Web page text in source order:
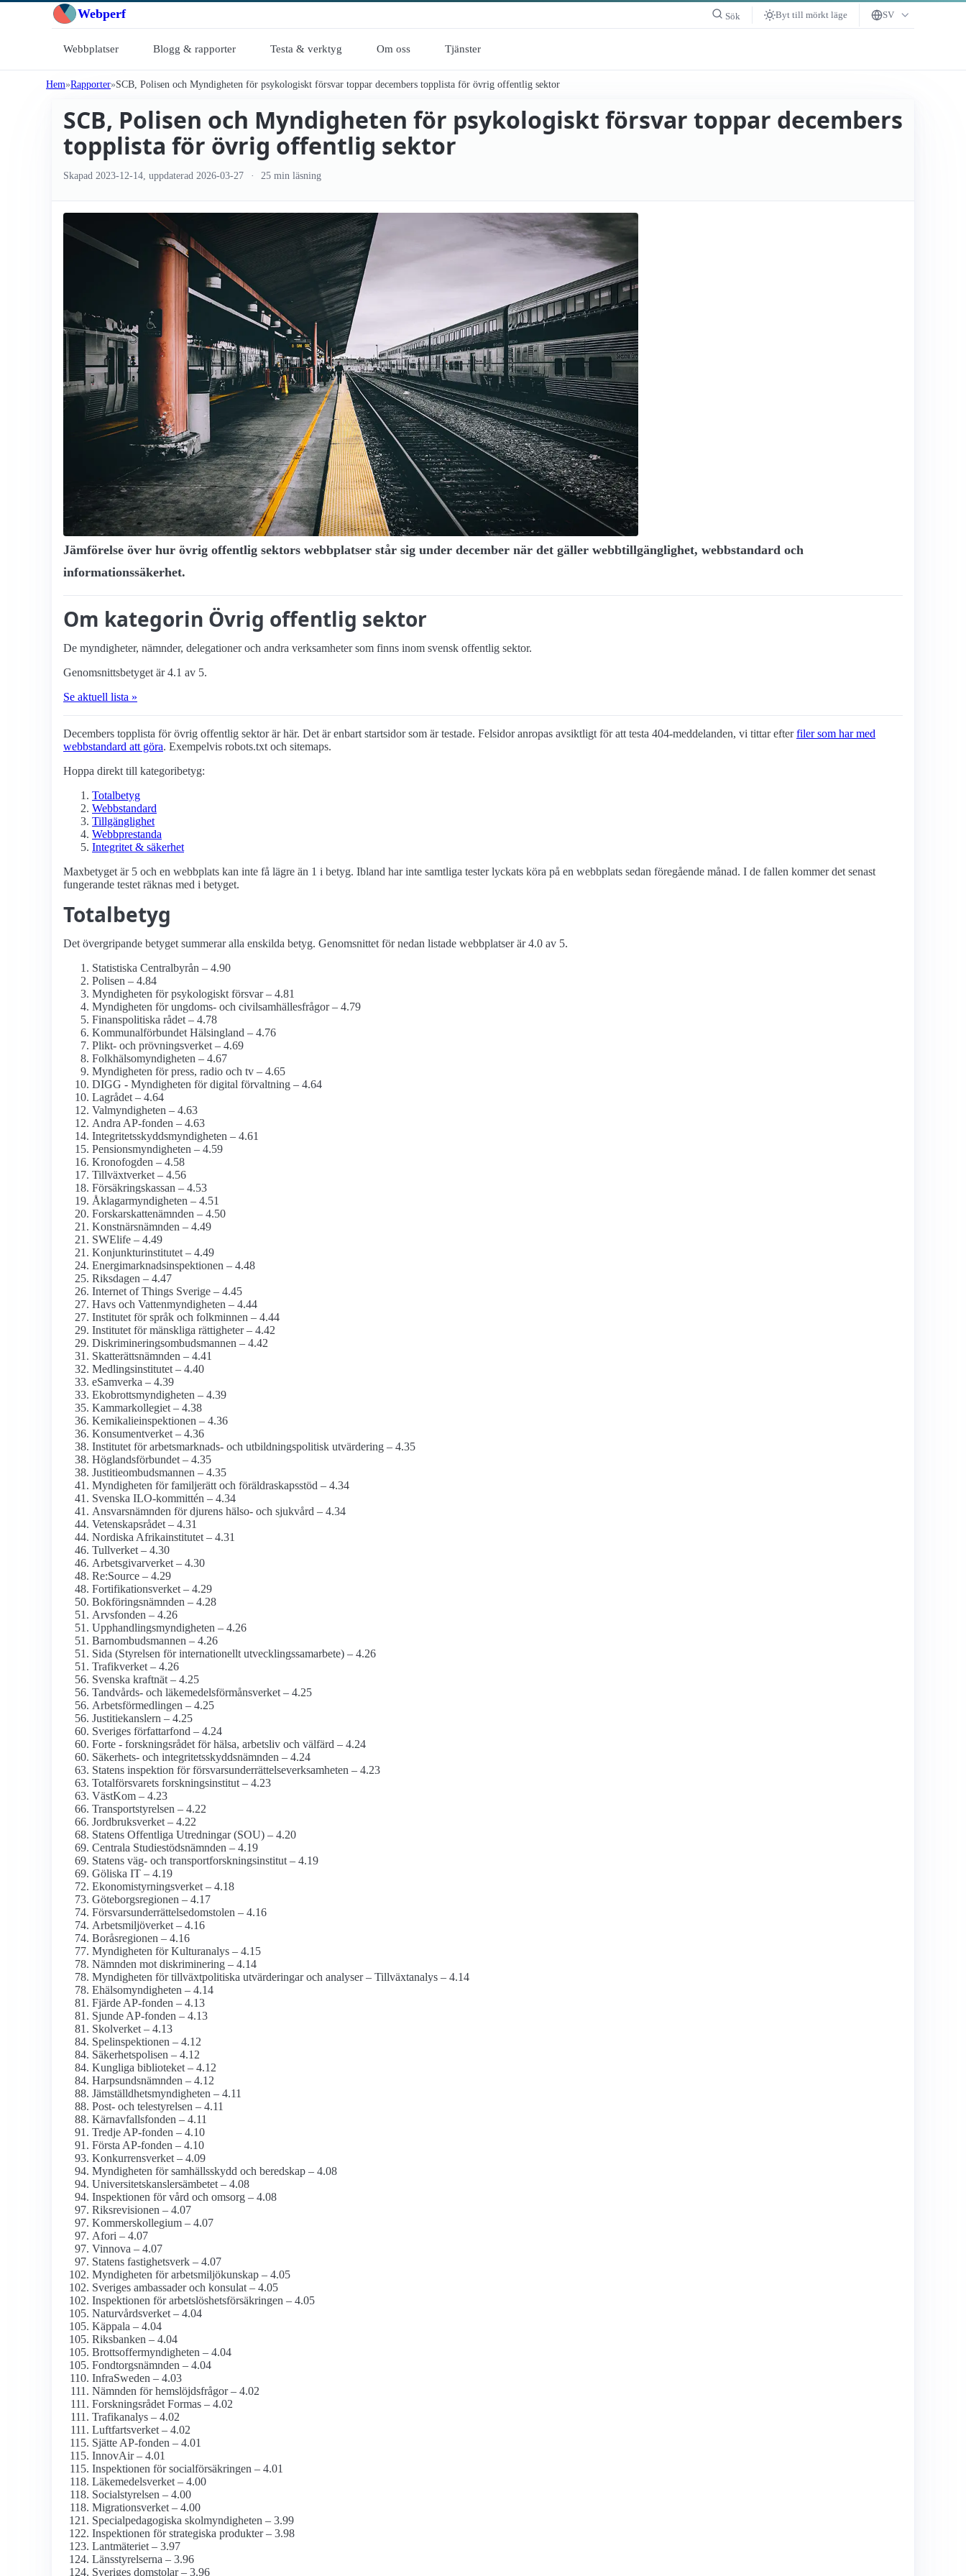
Webperf Sök Byt till mörkt läge SV
Webbplatser Blogg & rapporter Testa & verktyg Om oss Tjänster
Hem Rapporter SCB, Polisen och Myndigheten för psykologiskt försvar toppar decembers topplista för övrig offentlig sektor
SCB, Polisen och Myndigheten för psykologiskt försvar toppar decembers
topplista för övrig offentlig sektor
Skapad 2023-12-14 , uppdaterad 2026-03-27 25 min läsning
Jämförelse över hur övrig offentlig sektors webbplatser står sig under december när det gäller webbtillgänglighet, webbstandard och
informationssäkerhet.
Om kategorin Övrig offentlig sektor
De myndigheter, nämnder, delegationer och andra verksamheter som finns inom svensk offentlig sektor.
Genomsnittsbetyget är 4.1 av 5.
Se aktuell lista »
Decembers topplista för övrig offentlig sektor är här. Det är enbart startsidor som är testade. Felsidor anropas avsiktligt för att testa 404-meddelanden, vi tittar efterfiler som har med
webbstandard att göra. Exempelvis robots.txt och sitemaps.
Hoppa direkt till kategoribetyg:
Totalbetyg
Webbstandard
Tillgänglighet
Webbprestanda
Integritet & säkerhet
Maxbetyget är 5 och en webbplats kan inte få lägre än 1 i betyg. Ibland har inte samtliga tester lyckats köra på en webbplats sedan föregående månad. I de fallen kommer det senast
fungerande testet räknas med i betyget.
Totalbetyg
Det övergripande betyget summerar alla enskilda betyg. Genomsnittet för nedan listade webbplatser är 4.0 av 5.
Statistiska Centralbyrån – 4.90
Polisen – 4.84
Myndigheten för psykologiskt försvar – 4.81
Myndigheten för ungdoms- och civilsamhälles­frågor – 4.79
Finanspolitiska rådet – 4.78
Kommunalförbundet Hälsingland – 4.76
Plikt- och prövningsverket – 4.69
Folkhälso­myndigheten – 4.67
Myndigheten för press, radio och tv – 4.65
DIGG - Myndigheten för digital förvaltning – 4.64
Lagrådet – 4.64
Val­myndigheten – 4.63
Andra AP-fonden – 4.63
Integritetsskydds­myndigheten – 4.61
Pensions­myndigheten – 4.59
Kronofogden – 4.58
Tillväxtverket – 4.56
Försäkringskassan – 4.53
Åklagar­myndigheten – 4.51
Forskarskatte­nämnden – 4.50
Konstnärs­nämnden – 4.49
SWElife – 4.49
Konjunktu­rinstitutet – 4.49
Energimarknads­inspektionen – 4.48
Riksdagen – 4.47
Internet of Things Sverige – 4.45
Havs och Vatten­myndigheten – 4.44
Institutet för språk och folkminnen – 4.44
Institutet för mänskliga rättigheter – 4.42
Diskriminerings­ombudsmannen – 4.42
Skatterätts­nämnden – 4.41
Medlings­institutet – 4.40
eSamverka – 4.39
Ekobrotts­myndigheten – 4.39
Kammar­kollegiet – 4.38
Kemikalie­inspektionen – 4.36
Konsument­verket – 4.36
Institutet för arbetsmarknads- och utbildnings­politisk utvärdering – 4.35
Höglandsförbundet – 4.35
Justitie­ombudsmannen – 4.35
Myndigheten för familjerätt och föräldraskaps­stöd – 4.34
Svenska ILO-kommittén – 4.34
Ansvarsnämnden för djurens hälso- och sjukvård – 4.34
Vetenskaps­rådet – 4.31
Nordiska Afrika­institutet – 4.31
Tullverket – 4.30
Arbetsgivarverket – 4.30
Re:Source – 4.29
Fortifikations­verket – 4.29
Bokförings­nämnden – 4.28
Arvsfonden – 4.26
Upphandlings­myndigheten – 4.26
Barnombudsmannen – 4.26
Sida (Styrelsen för internationellt utvecklings­samarbete) – 4.26
Trafikverket – 4.26
Svenska kraftnät – 4.25
Tandvårds- och läkemedels­förmåns­verket – 4.25
Arbetsförmedlingen – 4.25
Justitie­kanslern – 4.25
Sveriges författarfond – 4.24
Forte - forskningsrådet för hälsa, arbetsliv och välfärd – 4.24
Säkerhets- och integritets­skydds­nämnden – 4.24
Statens inspektion för försvars­underrättelse­verksamheten – 4.23
Total­försvarets forsknings­institut – 4.23
VästKom – 4.23
Transport­styrelsen – 4.22
Jordbruks­verket – 4.22
Statens Offentliga Utredningar (SOU) – 4.20
Centrala Studiestöds­nämnden – 4.19
Statens väg- och transport­forsknings­institut – 4.19
Göliska IT – 4.19
Ekonomistyrnings­verket – 4.18
Göteborgs­regionen – 4.17
Försvars­underrättelse­domstolen – 4.16
Arbetsmiljö­verket – 4.16
Boråsregionen – 4.16
Myndigheten för Kulturanalys – 4.15
Nämnden mot diskriminering – 4.14
Myndigheten för tillväxt­politiska utvärderingar och analyser – Tillväxtanalys – 4.14
Ehälso­myndigheten – 4.14
Fjärde AP-fonden – 4.13
Sjunde AP-fonden – 4.13
Skolverket – 4.13
Spel­inspektionen – 4.12
Säkerhets­polisen – 4.12
Kungliga biblioteket – 4.12
Harpsunds­nämnden – 4.12
Jämställdhets­myndigheten – 4.11
Post- och tele­styrelsen – 4.11
Kärnavfalls­fonden – 4.11
Tredje AP-fonden – 4.10
Första AP-fonden – 4.10
Konkurrens­verket – 4.09
Myndigheten för samhälls­skydd och beredskap – 4.08
Universitetskanslers­ämbetet – 4.08
Inspektionen för vård och omsorg – 4.08
Riksrevisionen – 4.07
Kommers­kollegium – 4.07
Afori – 4.07
Vinnova – 4.07
Statens fastighetsverk – 4.07
Myndigheten för arbetsmiljö­kunskap – 4.05
Sveriges ambassader och konsulat – 4.05
Inspektionen för arbetslöshets­försäkringen – 4.05
Naturvårds­verket – 4.04
Käppala – 4.04
Riksbanken – 4.04
Brottsoffer­myndigheten – 4.04
Fondtorgsnämnden – 4.04
InfraSweden – 4.03
Nämnden för hemslöjds­frågor – 4.02
Forskningsrådet Formas – 4.02
Trafikanalys – 4.02
Luftfarts­verket – 4.02
Sjätte AP-fonden – 4.01
InnovAir – 4.01
Inspektionen för social­försäkringen – 4.01
Läkemedels­verket – 4.00
Socialstyrelsen – 4.00
Migrationsverket – 4.00
Special­pedagogiska skol­myndigheten – 3.99
Inspektionen för strategiska produkter – 3.98
Lantmäteriet – 3.97
Länsstyrelserna – 3.96
Sveriges domstolar – 3.96